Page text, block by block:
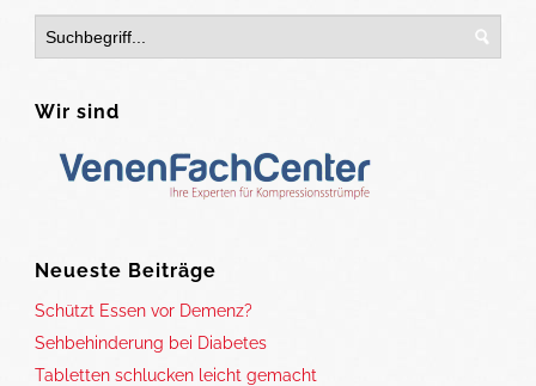
Wir sind
Neueste Beiträge
Schützt Essen vor Demenz?
Sehbehinderung bei Diabetes
Tabletten schlucken leicht gemacht